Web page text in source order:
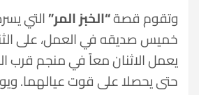
وتقوم قصة“الخبز المر”التي
خميس صديقه في العمل، على
يعمل الاثنان معاً في منجم قرب
حتى يحصلا على قوت عيالهما.